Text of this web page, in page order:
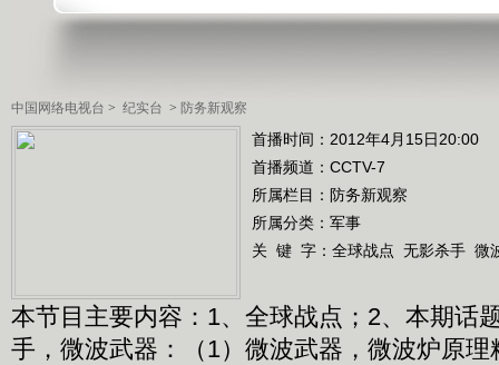
中国网络电视台 > 纪实台 > 防务新观察
首播时间：2012年4月15日20:00
首播频道： CCTV-7
所属栏目： 防务新观察
所属分类：军事
关 键 字： 全球战点 无影杀手 微
本节目主要内容：1、全球战点；2、本期话
手，微波武器：（1）微波武器，微波炉原